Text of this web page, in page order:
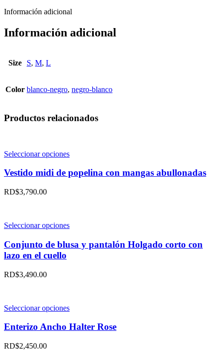
Información adicional
Información adicional
Size S, M, L
Color blanco-negro, negro-blanco
Productos relacionados
Seleccionar opcionesEste
tiene
múltiples
pueden
en
la
Vestido midi de popelina con mangas abullonadas
RD$3,790.00
Seleccionar opcionesEste
tiene
múltiples
en
la
página
Conjunto de blusa y pantalón Holgado corto con
lazo en el cuello
RD$3,490.00
Seleccionar opcionesEste
tiene
Enterizo Ancho Halter Rose
RD$2,450.00